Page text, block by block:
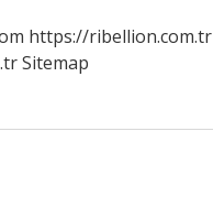
https://ribellion.com.tr
Sitemap